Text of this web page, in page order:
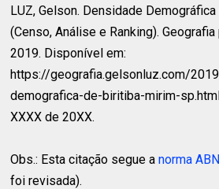
LUZ, Gelson. Densidade
(Censo, Análise e Ranking).
2019. Disponível em:
https://geografia.gelsonluz.com/
demografica-de-biritiba-mirim-
XXXX de 20XX.
Obs.: Esta citação segue anorma
foi revisada).